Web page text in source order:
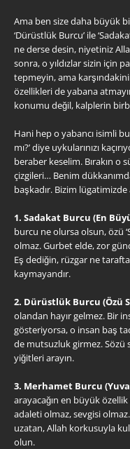
Ama ben size daha büyük
‘Dürüstlük Burcu’ ile
ne derse desin, niyetiniz
sonra, o yıldızlar sizin için
tepmeyin, ama
özellikleri de yabana
konumu değil, kalplerin
Hani hep o yabancı isimli
mı?’ diye uykularınızı
beraber keselim. Bırakın o
çizgileri… Benim
başkadır. Bizim lügatimizde
1. Sadakat Burcu (En
burcu ne olursa olsun, özü
olmaz. Gurbet elde, zor
Eş dediğin, rüzgar ne
kaymayandır.
2. Dürüstlük Burcu (Özü
olandan hayır gelmez. Bir
gösteriyorsa, o insan baş
de mutsuzluk girmez.
yiğitleri arayın.
3. Merhamet Burcu
arayacağın en büyük
adaleti olmaz, sevgisi olmaz.
uzatan, Allah korkusuyla
olun.